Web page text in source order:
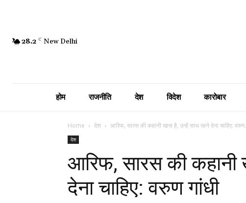
28.2 C New Delhi
होम राजनीति देश विदेश कारोबार
Home देश आरिफ, सारस की कहानी खास है, उन्हें साथ रहने देना चाहिए:
देश
आरिफ, सारस की कहानी
देना चाहिए: वरुण गांधी